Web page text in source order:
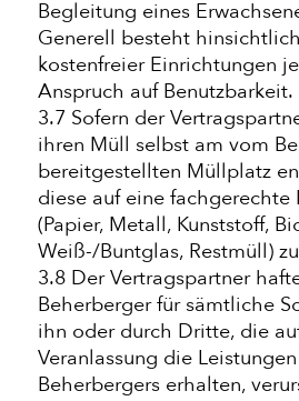
Begleitung eines
Generell besteht
kostenfreier Einrichtungen
Anspruch auf Benutzbarkeit.
3.7 Sofern der
ihren Müll selbst am vom
bereitgestellten Müllplatz
diese auf eine fachgerechte
(Papier, Metall, Kunststoff,
Weiß-/Buntglas, Restmüll)
3.8 Der Vertragspartner
Beherberger für sämtliche
ihn oder durch Dritte, die
Veranlassung die
Beherbergers erhalten,